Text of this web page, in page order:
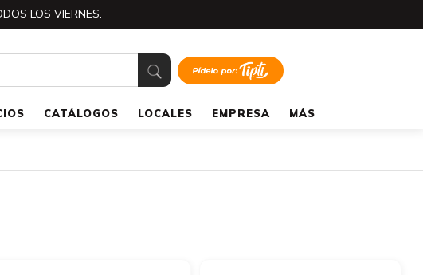
LOS VIERNES.
CATÁLOGOS LOCALES EMPRESA MÁS